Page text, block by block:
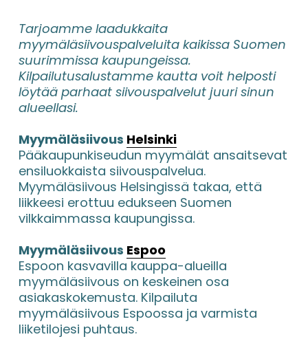
Tarjoamme laadukkaita
myymäläsiivouspalveluita kaikissa Suomen
suurimmissa kaupungeissa.
Kilpailutusalustamme kautta voit helposti
löytää parhaat siivouspalvelut juuri sinun
alueellasi.
Myymäläsiivous Helsinki
Pääkaupunkiseudun myymälät ansaitsevat
ensiluokkaista siivouspalvelua.
Myymäläsiivous Helsingissä takaa, että
liikkeesi erottuu edukseen Suomen
vilkkaimmassa kaupungissa.
Myymäläsiivous Espoo
Espoon kasvavilla kauppa-alueilla
myymäläsiivous on keskeinen osa
asiakaskokemusta. Kilpailuta
myymäläsiivous Espoossa ja varmista
liiketilojesi puhtaus.